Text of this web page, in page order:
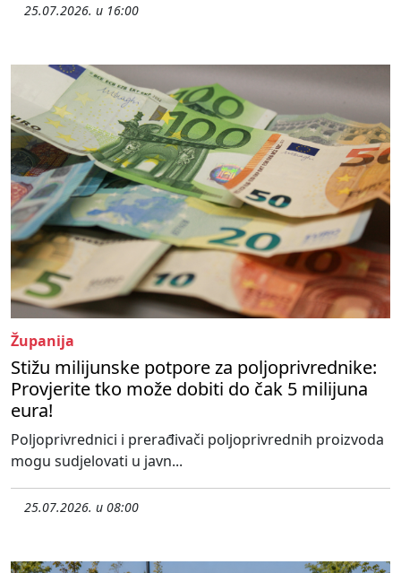
25.07.2026. u 16:00
Županija
Stižu milijunske potpore za poljoprivrednike:
Provjerite tko može dobiti do čak 5 milijuna
eura!
Poljoprivrednici i prerađivači poljoprivrednih proizvoda
mogu sudjelovati u javn...
25.07.2026. u 08:00